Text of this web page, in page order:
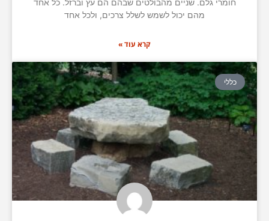
חומרי גלם. שניים מהבולטים שבהם הם עץ וברזל. כל אחד
מהם יכול לשמש לשלל צרכים, ולכל אחד
קרא עוד »
כללי